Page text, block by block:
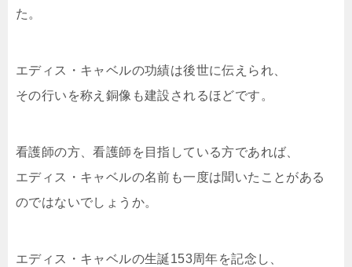
た。
エディス・キャベルの功績は後世に伝えられ、
その行いを称え銅像も建設されるほどです。
看護師の方、看護師を目指している方であれば、
エディス・キャベルの名前も一度は聞いたことがある
のではないでしょうか。
エディス・キャベルの生誕153周年を記念し、